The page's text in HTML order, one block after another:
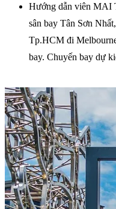
Hướng dẫn viên MAI
sân bay Tân Sơn
Tp.HCM đi
bay. Chuyến bay dự